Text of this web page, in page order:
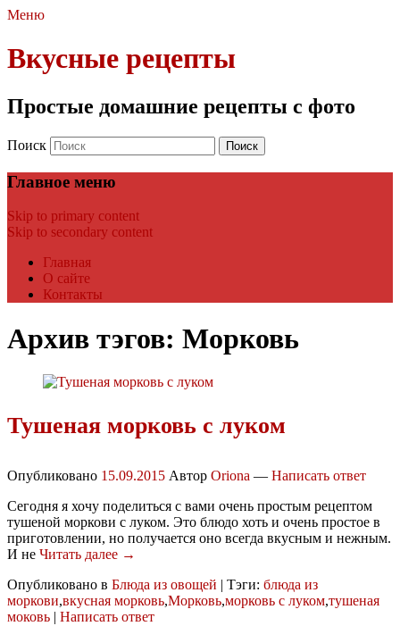
Меню
Вкусные рецепты
Простые домашние рецепты с фото
Поиск
Главное меню
Skip to primary content
Skip to secondary content
Главная
О сайте
Контакты
Архив тэгов: Морковь
Тушеная морковь с луком
Опубликовано 15.09.2015 Автор Oriona — Написать ответ
Сегодня я хочу поделиться с вами очень простым рецептом
тушеной моркови с луком. Это блюдо хоть и очень простое в
приготовлении, но получается оно всегда вкусным и нежным.
И не Читать далее →
Опубликовано в Блюда из овощей | Тэги: блюда из
моркови,вкусная морковь,Морковь,морковь с луком,тушеная
моковь | Написать ответ